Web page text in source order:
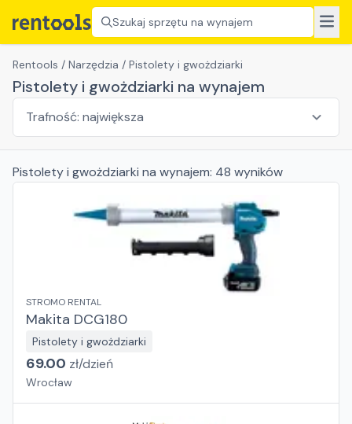
Szukaj sprzętu na wynajem
Rentools / Narzędzia / Pistolety i gwożdziarki
Pistolety i gwożdziarki na wynajem
Pistolety i gwożdziarki na wynajem: 48 wyników
STROMO RENTAL
Makita DCG180
Pistolety i gwożdziarki
69.00 zł/dzień
Wrocław